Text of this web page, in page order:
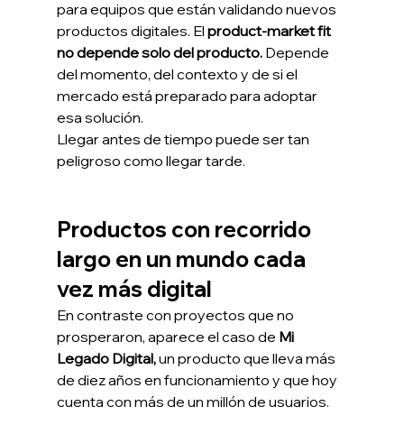
para equipos que están validando nuevos
productos digitales. El product-market fit
no depende solo del producto. Depende
del momento, del contexto y de si el
mercado está preparado para adoptar
esa solución.
Llegar antes de tiempo puede ser tan
peligroso como llegar tarde.
Productos con recorrido
largo en un mundo cada
vez más digital
En contraste con proyectos que no
prosperaron, aparece el caso de Mi
Legado Digital, un producto que lleva más
de diez años en funcionamiento y que hoy
cuenta con más de un millón de usuarios.